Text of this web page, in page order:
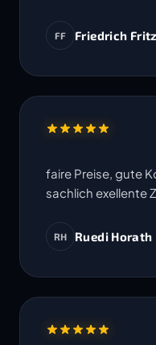
FF Friedrich
faire Preise, gute
sachlich exellente
RH Ruedi Horath